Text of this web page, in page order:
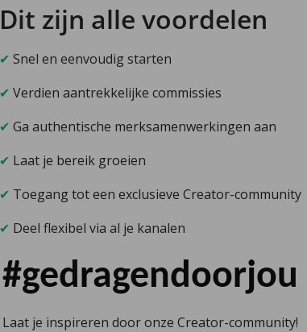
Dit zijn alle voordelen
✔ Snel en eenvoudig starten
✔ Verdien aantrekkelijke commissies
✔ Ga authentische merk­samenwerkingen aan
✔ Laat je bereik groeien
✔ Toegang tot een exclusieve Creator-community
✔ Deel flexibel via al je kanalen
#gedragendoorjou
Laat je inspireren door onze Creator-community!